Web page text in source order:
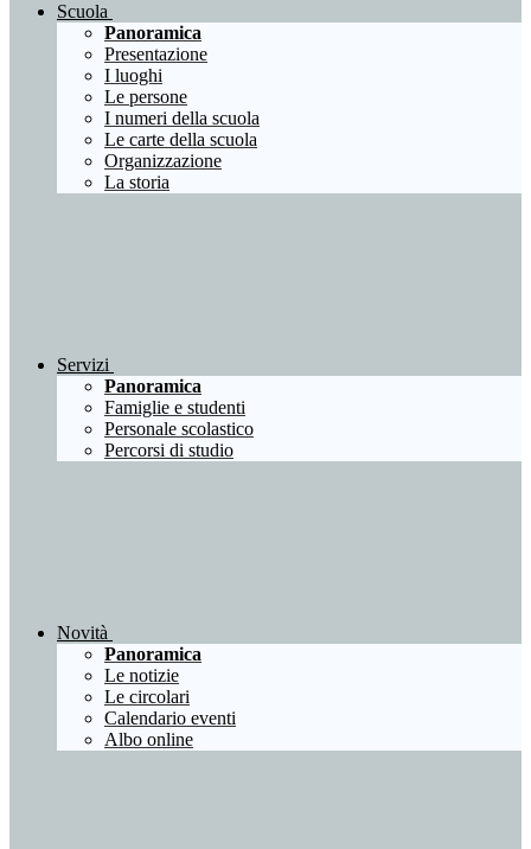
Scuola
Panoramica
Presentazione
I luoghi
Le persone
I numeri della scuola
Le carte della scuola
Organizzazione
La storia
Servizi
Panoramica
Famiglie e studenti
Personale scolastico
Percorsi di studio
Novità
Panoramica
Le notizie
Le circolari
Calendario eventi
Albo online